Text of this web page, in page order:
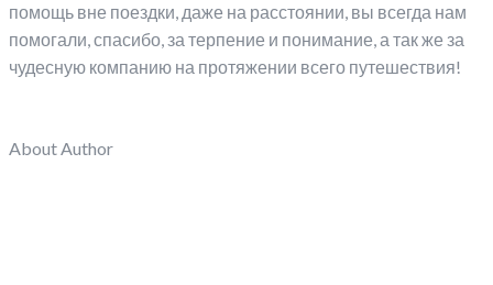
помощь вне поездки, даже на расстоянии, вы всегда нам
помогали, спасибо, за терпение и понимание, а так же за
чудесную компанию на протяжении всего путешествия!
About Author